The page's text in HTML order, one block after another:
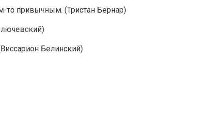
то привычным. (Тристан Бернар)
Белинский)